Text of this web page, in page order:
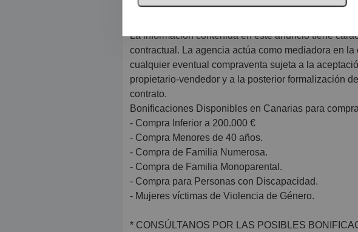
correspondan a la parte compradora, salvo pacto
La información contenida en este anuncio tiene
contractual. La agencia actúa como mediadora en la
cualquier eventual compraventa sujeta a la
propietario-vendedor y a la posterior formalización
contrato.
Bonificaciones Disponibles en Canarias para
- Compra Inferior a 200.000 €
- Compra Menores de 40 años.
- Compra de Familia Numerosa.
- Compra de Familia Monoparental.
- Compra para Personas con Discapacidad.
- Mujeres víctimas de Violencia de Género.
* CONSÚLTANOS POR LAS POSIBLES